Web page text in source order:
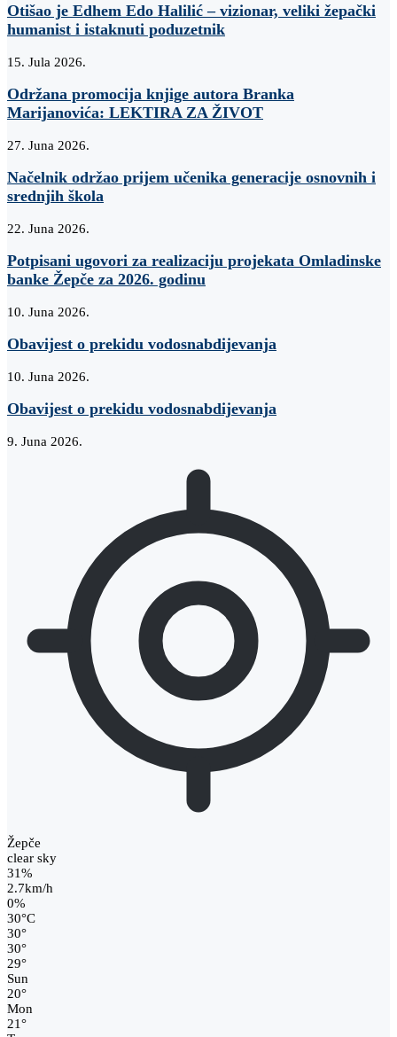
Otišao je Edhem Edo Halilić – vizionar, veliki žepački
humanist i istaknuti poduzetnik
15. Jula 2026.
Održana promocija knjige autora Branka
Marijanovića: LEKTIRA ZA ŽIVOT
27. Juna 2026.
Načelnik održao prijem učenika generacije osnovnih i
srednjih škola
22. Juna 2026.
Potpisani ugovori za realizaciju projekata Omladinske
banke Žepče za 2026. godinu
10. Juna 2026.
Obavijest o prekidu vodosnabdijevanja
10. Juna 2026.
Obavijest o prekidu vodosnabdijevanja
9. Juna 2026.
Žepče
clear sky
31%
2.7km/h
0%
30°C
30°
30°
29°
Sun
20°
Mon
21°